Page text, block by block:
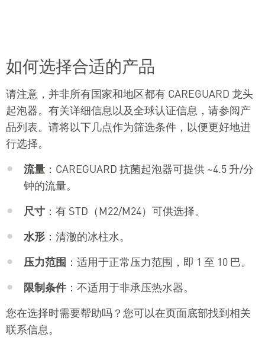
如何选择合适的产品
请注意，并非所有国家和地区都有 CAREGUARD 龙头
起泡器。有关详细信息以及全球认证信息，请参阅产
品列表。请将以下几点作为筛选条件，以便更好地进
行选择。
流量 ：CAREGUARD 抗菌起泡器可提供 ~4.5 升/分
钟的流量。
尺寸 ：有 STD（M22/M24）可供选择。
水形 ：清澈的冰柱水。
压力范围 ：适用于正常压力范围，即 1 至 10 巴。
限制条件：不适用于非承压热水器。
您在选择时需要帮助吗？您可以在页面底部找到相关
联系信息。